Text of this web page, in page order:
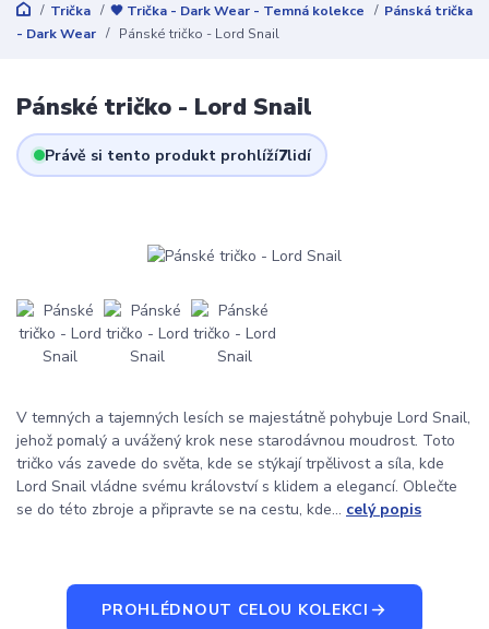
Trička 🖤 Trička - Dark Wear - Temná kolekce
Pánská trička
- Dark Wear
Pánské tričko - Lord Snail
Pánské tričko - Lord Snail
Právě si tento produkt prohlíží7lidí
V temných a tajemných lesích se majestátně pohybuje Lord Snail,
jehož pomalý a uvážený krok nese starodávnou moudrost. Toto
tričko vás zavede do světa, kde se stýkají trpělivost a síla, kde
Lord Snail vládne svému království s klidem a elegancí. Oblečte
se do této zbroje a připravte se na cestu, kde... celý popis
PROHLÉDNOUT CELOU KOLEKCI